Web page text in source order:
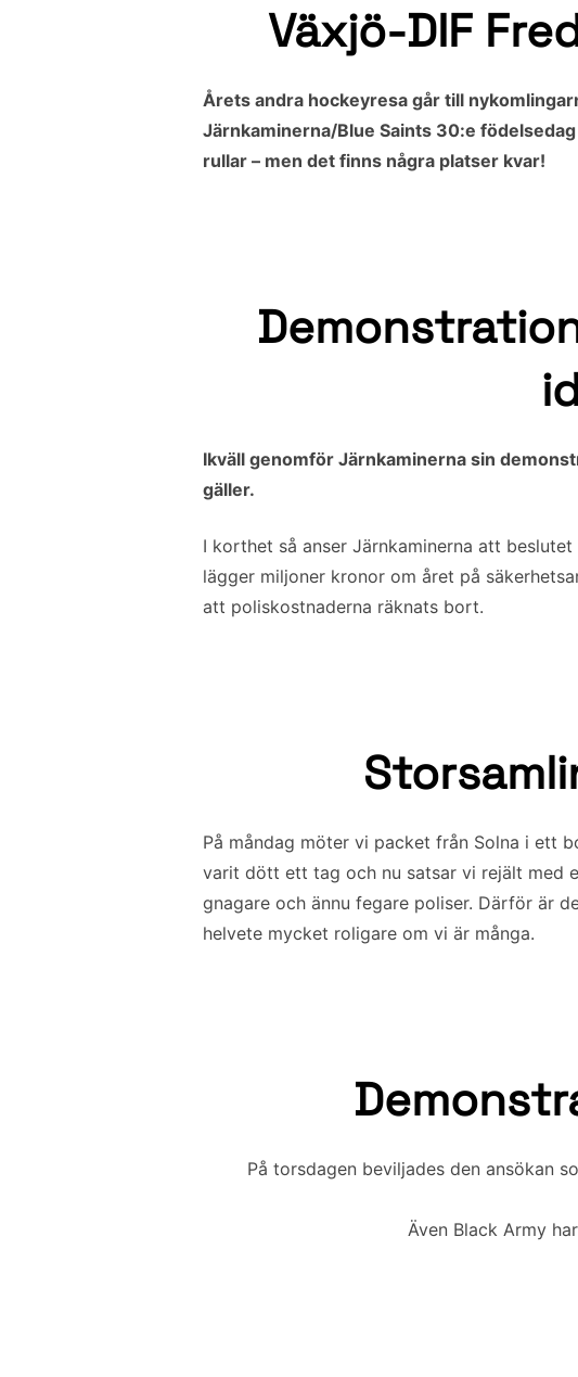
Växjö-DIF
Årets andra hockeyresa går till
Järnkaminerna/Blue Saints 30:e
rullar – men det finns några platser kvar!
Ikväll genomför Järnkaminerna sin
gäller.
I korthet så anser Järnkaminerna att
lägger miljoner kronor om året på
att poliskostnaderna räknats bort.
På måndag möter vi packet från Solna i ett
varit dött ett tag och nu satsar vi rejält med
gnagare och ännu fegare poliser. Därför är
helvete mycket roligare om vi är många.
På torsdagen beviljades den ansökan
Även Black Army